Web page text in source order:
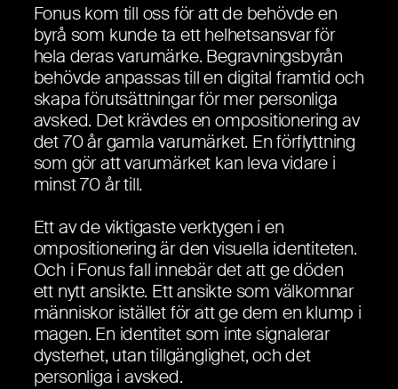
Fonus kom till oss för att de behövde en
byrå som kunde ta ett helhetsansvar för
hela deras varumärke. Begravningsbyrån
behövde anpassas till en digital framtid och
skapa förutsättningar för mer personliga
avsked. Det krävdes en ompositionering av
det 70 år gamla varumärket. En förflyttning
som gör att varumärket kan leva vidare i
minst 70 år till.
Ett av de viktigaste verktygen i en
ompositionering är den visuella identiteten.
Och i Fonus fall innebär det att ge döden
ett nytt ansikte. Ett ansikte som välkomnar
människor istället för att ge dem en klump i
magen. En identitet som inte signalerar
dysterhet, utan tillgänglighet, och det
personliga i avsked.